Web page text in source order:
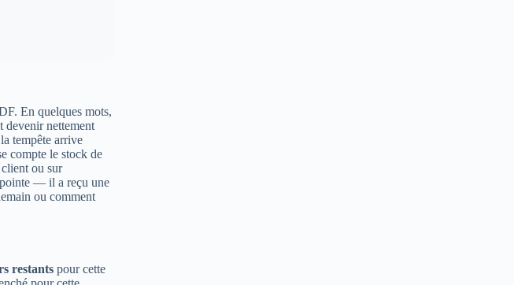
En quelques mots,
devenir nettement
tempête arrive
compte le stock de
ou sur
— il a reçu une
ou comment
restants pour cette